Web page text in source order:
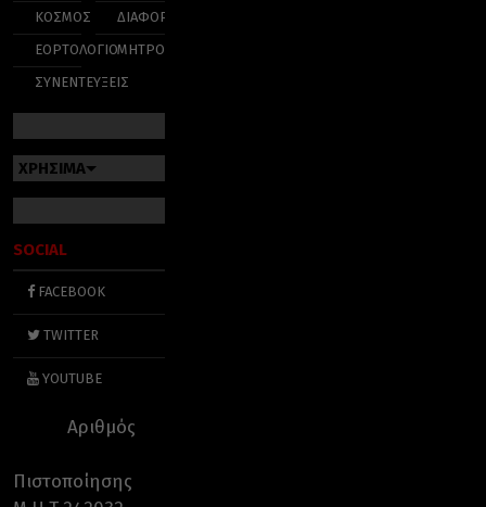
ΚΟΣΜΟΣ
ΕΟΡΤΟΛΟΓΙΟ
ΣΥΝΕΝΤΕΥΞΕΙΣ
ΔΙΑΦΟΡΑ
ΜΗΤΡΟΠΟΛΕΙΣ
ΧΡΗΣΙΜΑ
SOCIAL
FACEBOOK
TWITTER
YOUTUBE
Αριθμός
Πιστοποίησης